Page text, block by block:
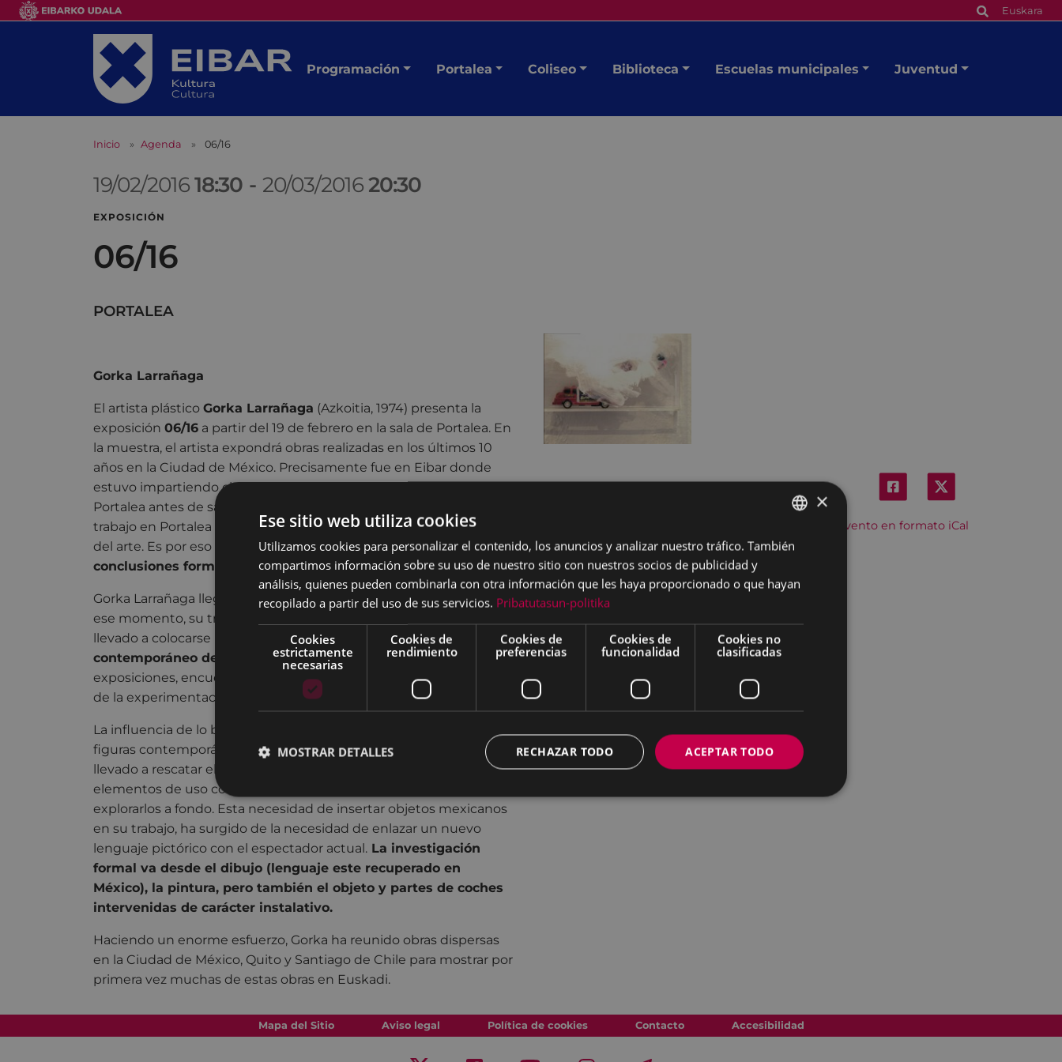
Euskara
Programación Portalea Coliseo Biblioteca Escuelas municipales Juventud
Inicio Agenda 06/16
19/02/201618:30 - 20/03/201620:30
EXPOSICIÓN
06/16
PORTALEA
Descargar el evento en formato iCal
Gorka Larrañaga
El artista plástico Gorka Larrañaga (Azkoitia, 1974) presenta la
exposición 06/16 a partir del 19 de febrero en la sala de Portalea. En
la muestra, el artista expondrá obras realizadas en los últimos 10
años en la Ciudad de México. Precisamente fue en Eibar donde
estuvo impartiendo clases de pintura en la escuela de dibujo de
Portalea antes de salir a México. Gorka siempre recalca que el
trabajo en Portalea supuso su primer contacto real con el mundo
del arte. Es por eso que ha buscado este espacio para asÌcerrar
conclusiones formales
de estos últimos 10 años de trabajo.
Gorka Larrañaga llegó a la ciudad de México en 2006 y a partir de
ese momento, su trabajo ha vivido una transformación que lo ha
llevado a colocarse paulatinamente en el
ideario del arte
contemporáneo de México
, realizando intervenciones,
exposiciones, encuentros y gestión cultural, siempre con la primicia
de la experimentación.
La influencia de lo barroco que se encuentra en muchas de las
figuras contemporáneas de la cotidianidad mexicana, lo han
llevado a rescatar el valor iconográfico de algunos de esos
elementos de uso común, para asÌ rescatarlos de la ambigüedad y
explorarlos a fondo. Esta necesidad de insertar objetos mexicanos
en su trabajo, ha surgido de la necesidad de enlazar un nuevo
lenguaje pictórico con el espectador actual. La investigación
formal va desde el dibujo (lenguaje este recuperado en
México), la pintura, pero también el objeto y partes de coches
intervenidas de carácter instalativo.
Haciendo un enorme esfuerzo, Gorka ha reunido obras dispersas
en la Ciudad de México, Quito y Santiago de Chile para mostrar por
primera vez muchas de estas obras en Euskadi.
Mapa del Sitio Aviso legal Política de cookies Contacto Accesibilidad
BASQUE
×
Ese sitio web utiliza cookies
Utilizamos cookies para personalizar el contenido, los anuncios y analizar nuestro tráfico. También
compartimos información sobre su uso de nuestro sitio con nuestros socios de publicidad y
análisis, quienes pueden combinarla con otra información que les haya proporcionado o que hayan
recopilado a partir del uso de sus servicios. Pribatutasun-politika
Cookies
estrictamente
necesarias
Cookies de
rendimiento
Cookies de
preferencias
Cookies de
funcionalidad
Cookies no
clasificadas
ACEPTAR TODO
RECHAZAR TODO
MOSTRAR DETALLES